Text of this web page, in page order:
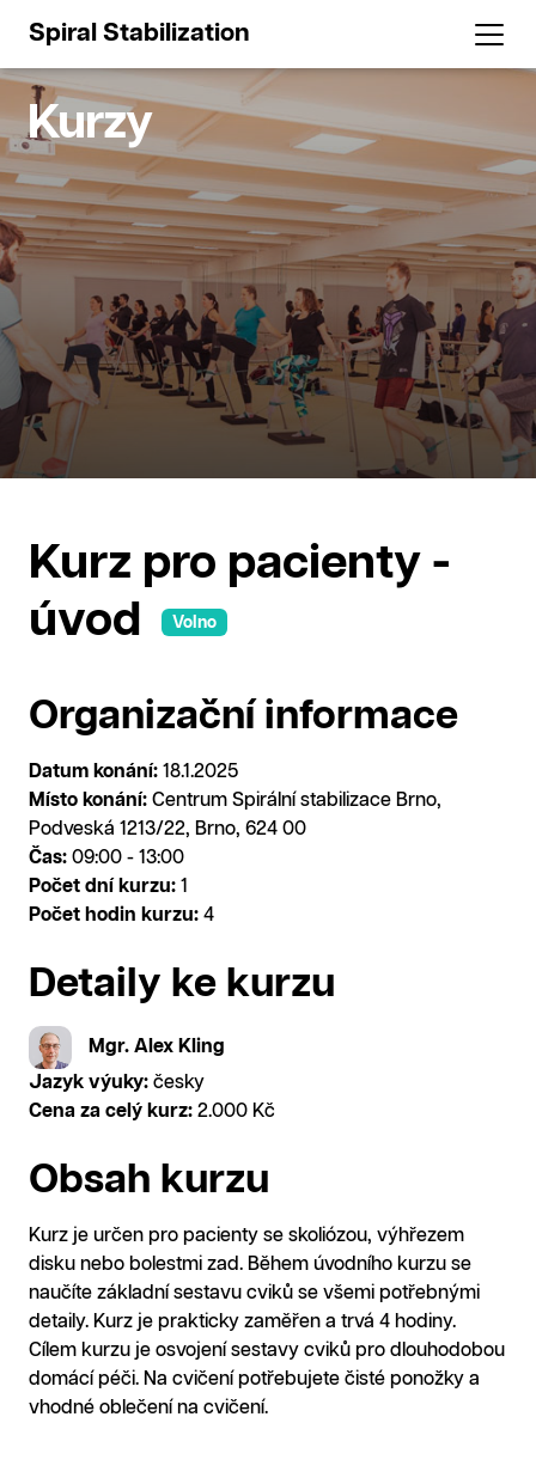
Spiral Stabilization
Kurzy
Kurz pro pacienty -
úvod
Volno
Organizační informace
Datum konání: 18.1.2025
Místo konání: Centrum Spirální stabilizace Brno,
Podveská 1213/22, Brno, 624 00
Čas: 09:00 - 13:00
Počet dní kurzu: 1
Počet hodin kurzu: 4
Detaily ke kurzu
Mgr. Alex Kling
Jazyk výuky: česky
Cena za celý kurz: 2.000 Kč
Obsah kurzu
Kurz je určen pro pacienty se skoliózou, výhřezem
disku nebo bolestmi zad. Během úvodního kurzu se
naučíte základní sestavu cviků se všemi potřebnými
detaily. Kurz je prakticky zaměřen a trvá 4 hodiny.
Cílem kurzu je osvojení sestavy cviků pro dlouhodobou
domácí péči. Na cvičení potřebujete čisté ponožky a
vhodné oblečení na cvičení.